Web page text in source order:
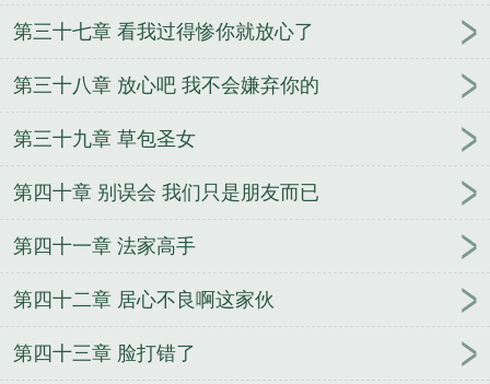
第三十七章 看我过得惨你就放心了
第三十八章 放心吧 我不会嫌弃你的
第三十九章 草包圣女
第四十章 别误会 我们只是朋友而已
第四十一章 法家高手
第四十二章 居心不良啊这家伙
第四十三章 脸打错了